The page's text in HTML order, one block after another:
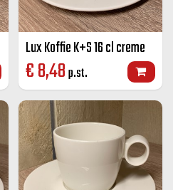
Lux Koffie K+S 16 cl creme
€8,48p.st.